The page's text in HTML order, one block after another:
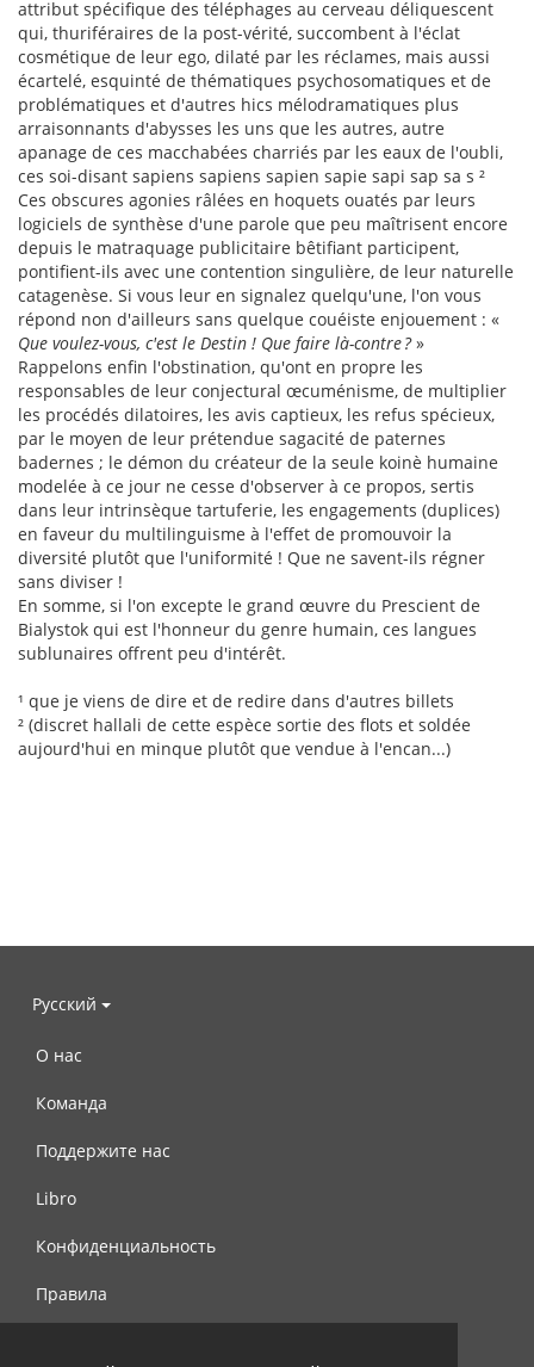
attribut spécifique des téléphages au cerveau déliquescent
qui, thuriféraires de la post-vérité, succombent à l'éclat
cosmétique de leur ego, dilaté par les réclames, mais aussi
écartelé, esquinté de thématiques psychosomatiques et de
problématiques et d'autres hics mélodramatiques plus
arraisonnants d'abysses les uns que les autres, autre
apanage de ces macchabées charriés par les eaux de l'oubli,
ces soi-disant sapiens sapiens sapien sapie sapi sap sa s ²
Ces obscures agonies râlées en hoquets ouatés par leurs
logiciels de synthèse d'une parole que peu maîtrisent encore
depuis le matraquage publicitaire bêtifiant participent,
pontifient-ils avec une contention singulière, de leur naturelle
catagenèse. Si vous leur en signalez quelqu'une, l'on vous
répond non d'ailleurs sans quelque couéiste enjouement : «
Que voulez-vous, c'est le Destin ! Que faire là-contre ?»
Rappelons enfin l'obstination, qu'ont en propre les
responsables de leur conjectural œcuménisme, de multiplier
les procédés dilatoires, les avis captieux, les refus spécieux,
par le moyen de leur prétendue sagacité de paternes
badernes ; le démon du créateur de la seule koinè humaine
modelée à ce jour ne cesse d'observer à ce propos, sertis
dans leur intrinsèque tartuferie, les engagements (duplices)
en faveur du multilinguisme à l'effet de promouvoir la
diversité plutôt que l'uniformité ! Que ne savent-ils régner
sans diviser !
En somme, si l'on excepte le grand œuvre du Prescient de
Bialystok qui est l'honneur du genre humain, ces langues
sublunaires offrent peu d'intérêt.
¹ que je viens de dire et de redire dans d'autres billets
² (discret hallali de cette espèce sortie des flots et soldée
aujourd'hui en minque plutôt que vendue à l'encan...)
Русский
О нас
Команда
Поддержите нас
Libro
Конфиденциальность
Правила